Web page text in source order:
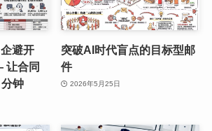
避开
让合同
钟
突破AI时代盲点的目标型邮
件
2026年5月25日